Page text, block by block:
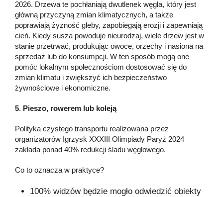
2026. Drzewa te pochłaniają dwutlenek węgla, który jest
główną przyczyną zmian klimatycznych, a także
poprawiają żyzność gleby, zapobiegają erozji i zapewniają
cień. Kiedy susza powoduje nieurodzaj, wiele drzew jest w
stanie przetrwać, produkując owoce, orzechy i nasiona na
sprzedaż lub do konsumpcji. W ten sposób mogą one
pomóc lokalnym społecznościom dostosować się do
zmian klimatu i zwiększyć ich bezpieczeństwo
żywnościowe i ekonomiczne.
5. Pieszo, rowerem lub koleją
Polityka czystego transportu realizowana przez
organizatorów Igrzysk XXXIII Olimpiady Paryż 2024
zakłada ponad 40% redukcji śladu węglowego.
Co to oznacza w praktyce?
100% widzów będzie mogło odwiedzić obiekty